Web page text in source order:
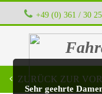
+49 (0) 361 / 30
Sehr geehrte
ZURÜCK ZUR